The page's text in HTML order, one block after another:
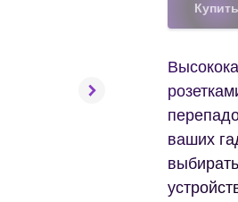
Купить
ваших